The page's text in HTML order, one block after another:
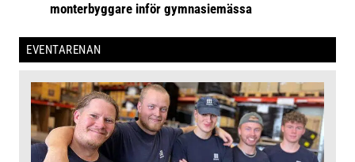
monterbyggare inför gymnasiemässa
EVENTARENAN